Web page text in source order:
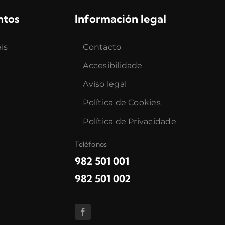
Información legal
Contacto
Accesibilidade
Aviso legal
Política de Cookies
Política de Privacidade
Teléfonos
982 501 001
982 501 002